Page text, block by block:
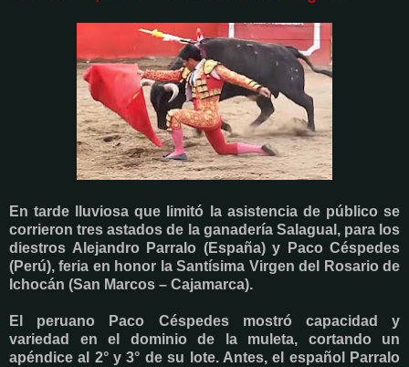
En tarde lluviosa que limitó la asistencia de público se
corrieron tres astados de la ganadería Salagual, para los
diestros Alejandro Parralo (España) y Paco Céspedes
(Perú), feria en honor la Santísima Virgen del Rosario de
Ichocán (San Marcos – Cajamarca).
El peruano Paco Céspedes mostró capacidad y
variedad en el dominio de la muleta, cortando un
apéndice al 2° y 3° de su lote. Antes, el español Parralo